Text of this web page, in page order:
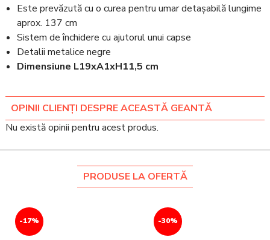
Este prevăzută cu o curea pentru umar detașabilă lungime
aprox. 137 cm
Sistem de închidere cu ajutorul unui capse
Detalii metalice negre
Dimensiune L19xA1xH11,5 cm
OPINII CLIENȚI DESPRE ACEASTĂ GEANTĂ
Nu există opinii pentru acest produs.
PRODUSE LA OFERTĂ
-17% -30%